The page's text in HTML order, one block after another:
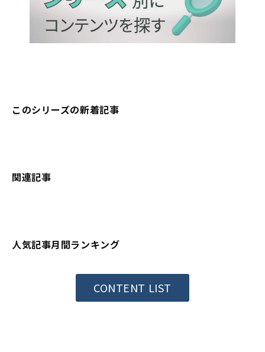
このシリーズの新着記事
関連記事
人気記事月間ランキング
CONTENT LIST